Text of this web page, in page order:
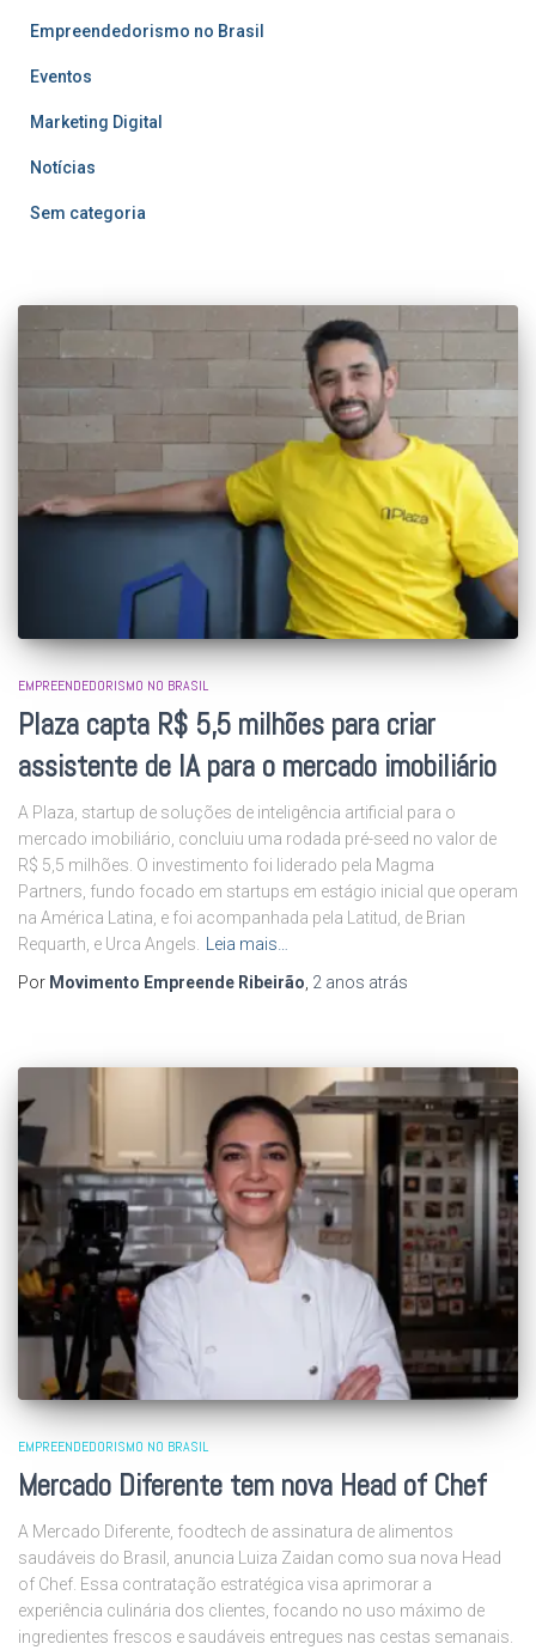
Empreendedorismo no Brasil
Eventos
Marketing Digital
Notícias
Sem categoria
EMPREENDEDORISMO NO BRASIL
Plaza capta R$ 5,5 milhões para criar
assistente de IA para o mercado imobiliário
A Plaza, startup de soluções de inteligência artificial para o
mercado imobiliário, concluiu uma rodada pré-seed no valor de
R$ 5,5 milhões. O investimento foi liderado pela Magma
Partners, fundo focado em startups em estágio inicial que operam
na América Latina, e foi acompanhada pela Latitud, de Brian
Requarth, e Urca Angels.
Leia mais…
Por Movimento Empreende Ribeirão 2 anos atrás
EMPREENDEDORISMO NO BRASIL
Mercado Diferente tem nova Head of Chef
A Mercado Diferente, foodtech de assinatura de alimentos
saudáveis do Brasil, anuncia Luiza Zaidan como sua nova Head
of Chef. Essa contratação estratégica visa aprimorar a
experiência culinária dos clientes, focando no uso máximo de
ingredientes frescos e saudáveis entregues nas cestas semanais.